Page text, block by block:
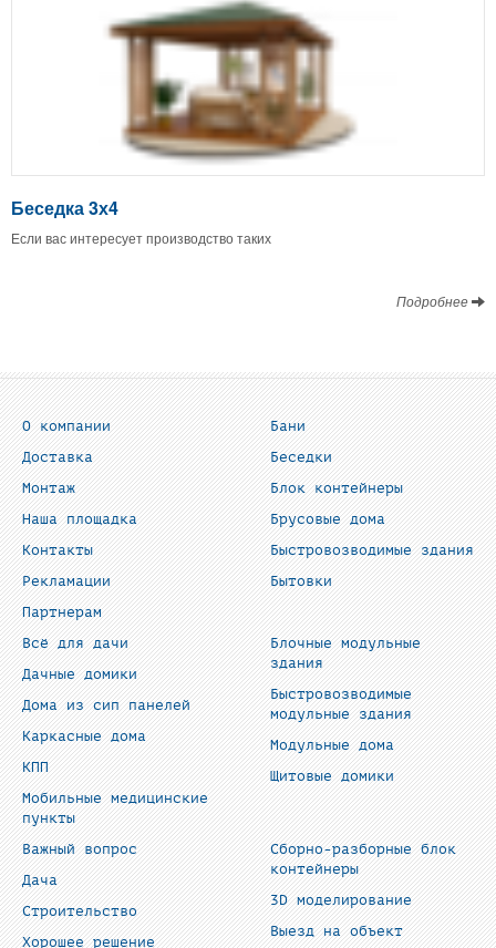
Беседка 3х4
Если вас интересует производство таких
Подробнее
О компании
Доставка
Монтаж
Наша площадка
Контакты
Рекламации
Партнерам
Бани
Беседки
Блок контейнеры
Брусовые дома
Быстровозводимые здания
Бытовки
Всё для дачи
Дачные домики
Дома из сип панелей
Каркасные дома
КПП
Мобильные медицинские
пункты
Блочные модульные
здания
Быстровозводимые
модульные здания
Модульные дома
Щитовые домики
Важный вопрос
Дача
Строительство
Хорошее решение
Сборно-разборные блок
контейнеры
3D моделирование
Выезд на объект